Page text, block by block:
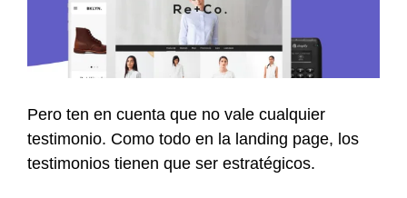
Pero ten en cuenta que no vale cualquier
testimonio. Como todo en la landing page, los
testimonios tienen que ser estratégicos.